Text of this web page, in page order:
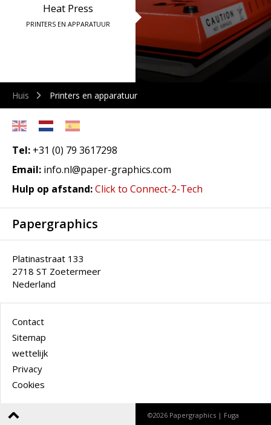
Heat Press
PRINTERS EN APPARATUUR
Huis Printers en apparatuur
Tel: +31 (0) 79 3617298
Email: info.nl@paper-graphics.com
Hulp op afstand:Click to Connect-2-Tech
Papergraphics
Platinastraat 133
2718 ST Zoetermeer
Nederland
Contact
Sitemap
wettelijk
Privacy
Cookies
©2026 Papergraphics | Fuga